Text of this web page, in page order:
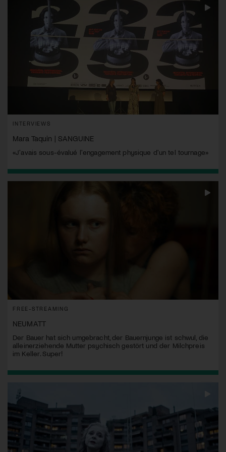
INTERVIEWS
Mara Taquin | SANGUINE
«J'avais sous-évalué l'engagement physique d'un tel tournage»
FREE-STREAMING
NEUMATT
Der Bauer hat sich umgebracht, der Bauernjunge ist schwul, die
alleinerziehende Mutter psychisch gestört und der Milchpreis
im Keller. Super!